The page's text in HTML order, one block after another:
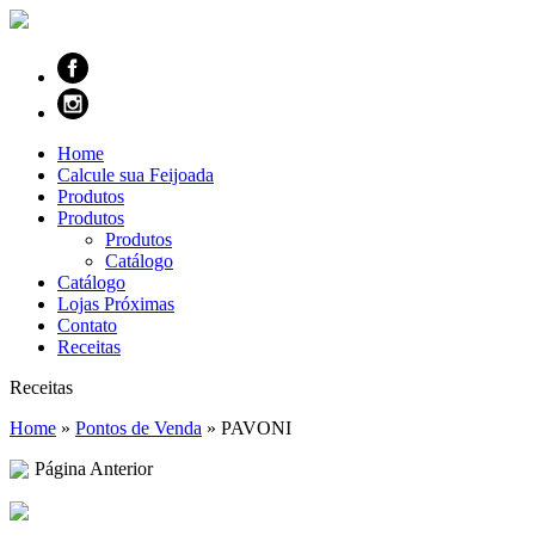
Home
Calcule sua Feijoada
Produtos
Produtos
Produtos
Catálogo
Catálogo
Lojas Próximas
Contato
Receitas
Receitas
Home » Pontos de Venda » PAVONI
Página Anterior